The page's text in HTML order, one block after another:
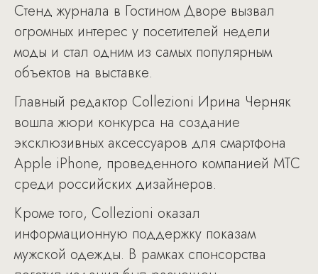
Стенд журнала в Гостином Дворе вызвал
огромных интерес у посетителей недели
моды и стал одним из самых популярным
объектов на выставке.
Главный редактор Collezioni Ирина Черняк
вошла жюри конкурса на создание
эксклюзивных аксессуаров для смартфона
Apple iPhone, проведенного компанией МТС
среди российских дизайнеров.
Кроме того, Collezioni оказал
информационную поддержку показам
мужской одежды. В рамках спонсорства